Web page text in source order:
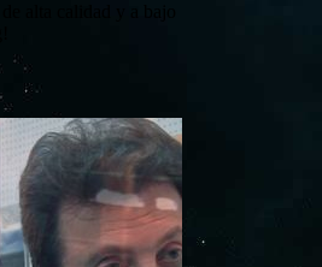
alta calidad y a bajo